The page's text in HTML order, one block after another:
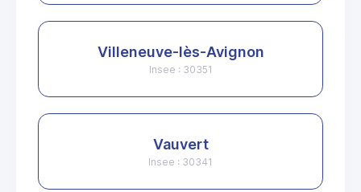
Villeneuve-lès-Avignon
Insee : 30351
Vauvert
Insee : 30341